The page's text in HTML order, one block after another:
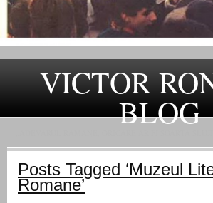
VICTOR
BLOG
Posts Tagged ‘Muzeul
Romane’